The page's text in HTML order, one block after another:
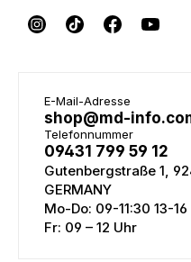
E-Mail-Adresse
shop@md-
Telefonnummer
09431 799 59 12
Gutenbergstraße 1,
GERMANY
Mo-Do: 09-11:30 13-
Fr: 09 – 12 Uhr